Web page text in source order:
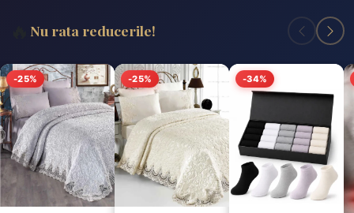
Nu rata reducerile!
-25% -25% -34%